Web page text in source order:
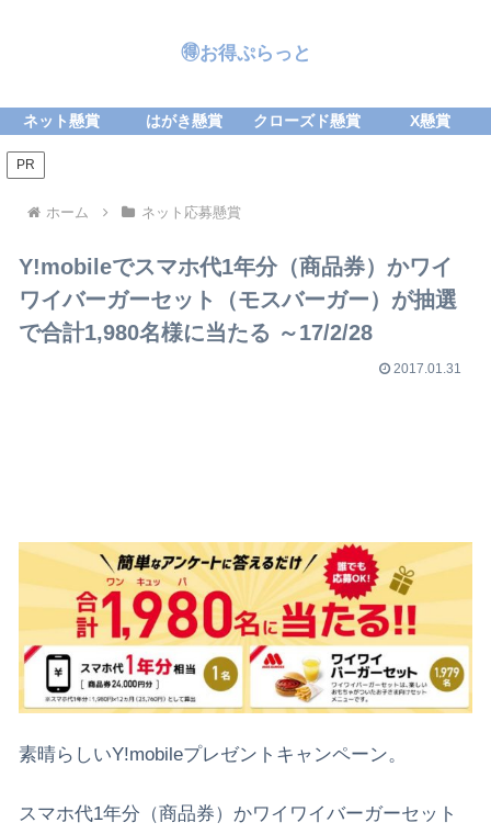
🉐お得ぷらっと
ネット懸賞 はがき懸賞 クローズド懸賞 X懸賞
PR
ホーム ネット応募懸賞
Y!mobileでスマホ代1年分（商品券）かワイ
ワイバーガーセット（モスバーガー）が抽選
で合計1,980名様に当たる ～17/2/28
2017.01.31
素晴らしいY!mobileプレゼントキャンペーン。
スマホ代1年分（商品券）かワイワイバーガーセット